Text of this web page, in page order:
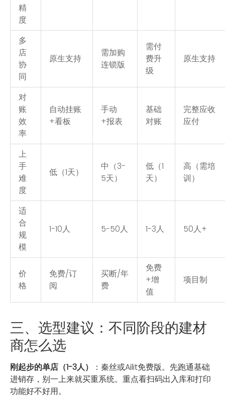
精
度
多
店
协
同
原生支持
需加购
连锁版
需付
费升
级
原生支持
对
账
效
率
自动挂账
+看板
手动
+报表
基础
对账
完整应收
应付
上
手
难
度
低（1天）
中（3-
5天）
低（1
天）
高（需培
训）
适
合
规
模
1-10人 5-50人 1-3人 50人+
价
格
免费/订
阅
买断/年
费
免费
+增
值
项目制
三、选型建议：不同阶段的建材
商怎么选
刚起步的单店（1-3人）
：秦丝或Ailit免费版。先跑通基础
进销存，别一上来就买重系统。重点看扫码出入库和打印
功能好不好用。